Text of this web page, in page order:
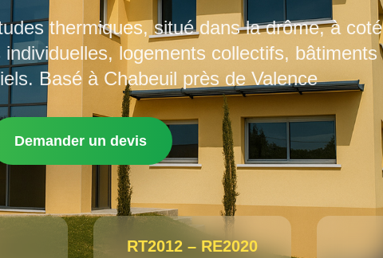
thermiques, situé dans la drôme, à coté
logements collectifs, bâtiments
Basé à Chabeuil près de Valence
Demander un devis
RT2012 – RE2020